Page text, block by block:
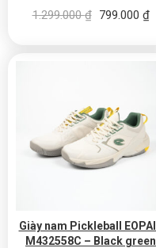
1.299.000₫ Giá gốc là:
799.000 ₫
Giày nam Pickleball
M432558C – Black green